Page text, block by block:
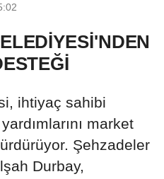
ihtiyaç sahibi
market
Şehzadeler
Durbay,